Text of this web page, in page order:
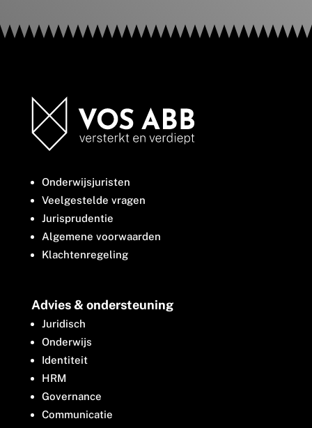
Onderwijsjuristen
Veelgestelde vragen
Jurisprudentie
Algemene voorwaarden
Klachtenregeling
Advies & ondersteuning
Juridisch
Onderwijs
Identiteit
HRM
Governance
Communicatie